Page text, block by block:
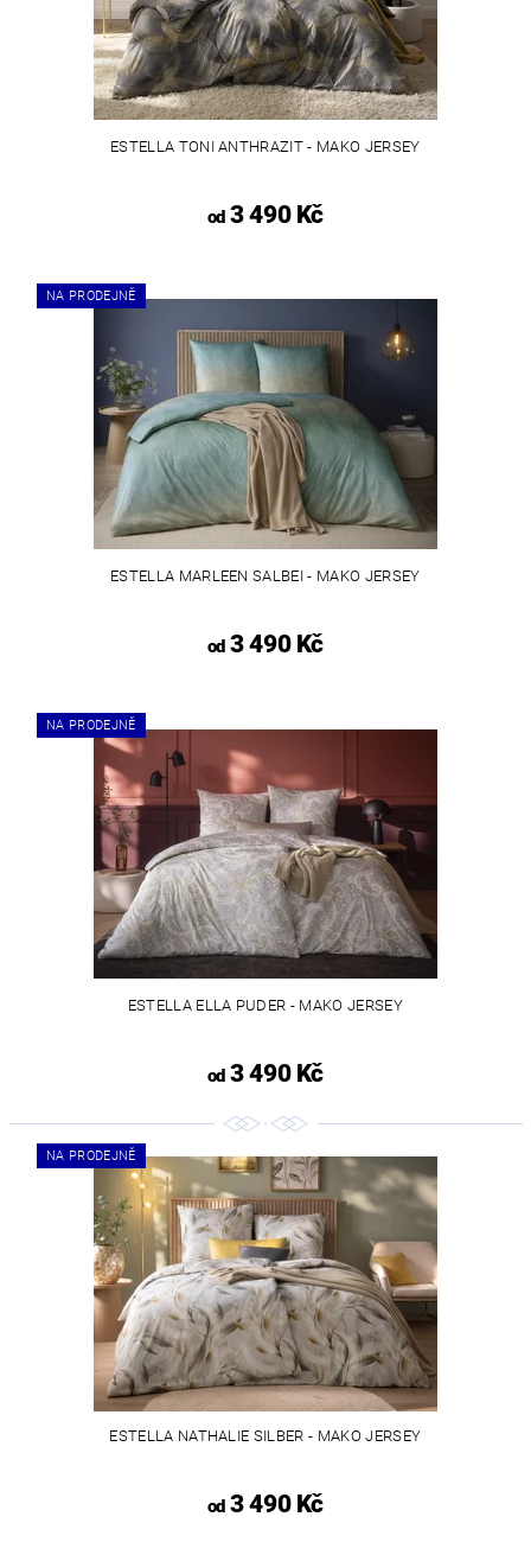
ESTELLA TONI ANTHRAZIT - MAKO JERSEY
od3 490 Kč
NA PRODEJNĚ
ESTELLA MARLEEN SALBEI - MAKO JERSEY
od3 490 Kč
NA PRODEJNĚ
ESTELLA ELLA PUDER - MAKO JERSEY
od3 490 Kč
NA PRODEJNĚ
ESTELLA NATHALIE SILBER - MAKO JERSEY
od3 490 Kč